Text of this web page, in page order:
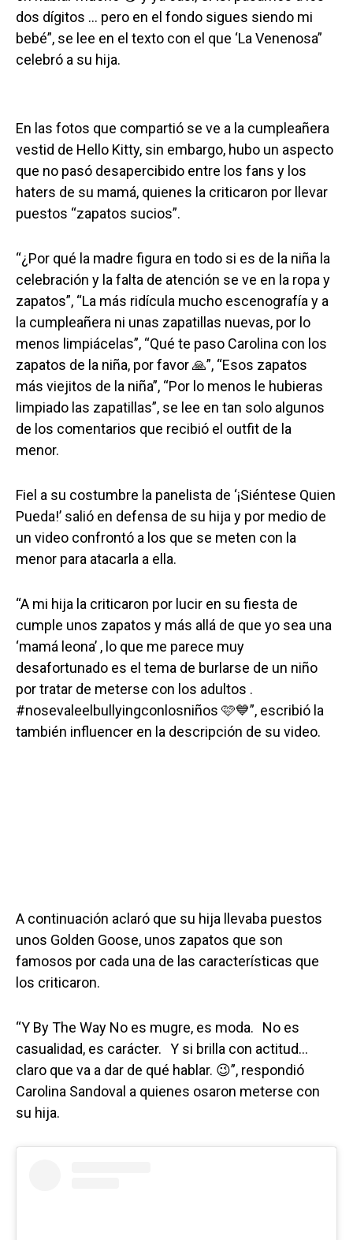
dos dígitos … pero en el fondo sigues siendo mi
bebé”, se lee en el texto con el que ‘La Venenosa”
celebró a su hija.
En las fotos que compartió se ve a la cumpleañera
vestid de Hello Kitty, sin embargo, hubo un aspecto
que no pasó desapercibido entre los fans y los
haters de su mamá, quienes la criticaron por llevar
puestos “zapatos sucios”.
“¿Por qué la madre figura en todo si es de la niña la
celebración y la falta de atención se ve en la ropa y
zapatos”, “La más ridícula mucho escenografía y a
la cumpleañera ni unas zapatillas nuevas, por lo
menos limpiácelas”, “Qué te paso Carolina con los
zapatos de la niña, por favor 🙏”, “Esos zapatos
más viejitos de la niña”, “Por lo menos le hubieras
limpiado las zapatillas”, se lee en tan solo algunos
de los comentarios que recibió el outfit de la
menor.
Fiel a su costumbre la panelista de ‘¡Siéntese Quien
Pueda!’ salió en defensa de su hija y por medio de
un video confrontó a los que se meten con la
menor para atacarla a ella.
“A mi hija la criticaron por lucir en su fiesta de
cumple unos zapatos y más allá de que yo sea una
‘mamá leona’ , lo que me parece muy
desafortunado es el tema de burlarse de un niño
por tratar de meterse con los adultos .
#nosevaleelbullyingconlosniños 🩷💙”, escribió la
también influencer en la descripción de su video.
A continuación aclaró que su hija llevaba puestos
unos Golden Goose, unos zapatos que son
famosos por cada una de las características que
los criticaron.
“Y By The Way No es mugre, es moda. No es
casualidad, es carácter. Y si brilla con actitud…
claro que va a dar de qué hablar. 😉”, respondió
Carolina Sandoval a quienes osaron meterse con
su hija.